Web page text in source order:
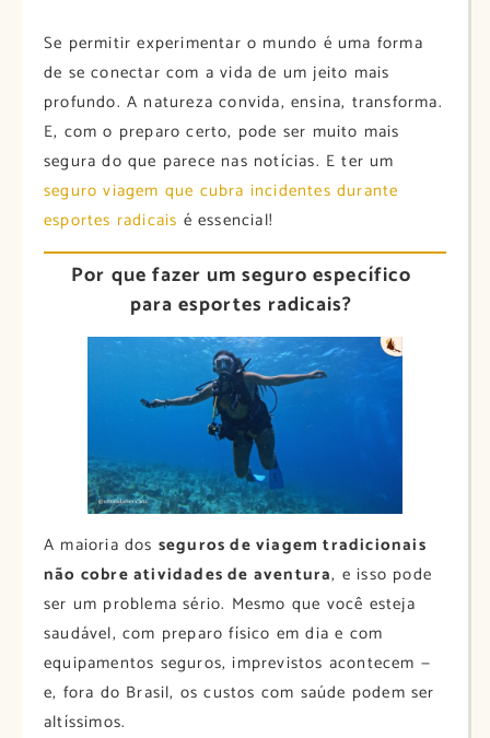
Se permitir experimentar o mundo é uma forma
de se conectar com a vida de um jeito mais
profundo. A natureza convida, ensina, transforma.
E, com o preparo certo, pode ser muito mais
segura do que parece nas notícias. E ter um
seguro viagem que cubra incidentes durante
esportes radicais é essencial!
Por que fazer um seguro específico
para esportes radicais?
A maioria dos seguros de viagem tradicionais
não cobre atividades de aventura, e isso pode
ser um problema sério. Mesmo que você esteja
saudável, com preparo físico em dia e com
equipamentos seguros, imprevistos acontecem —
e, fora do Brasil, os custos com saúde podem ser
altíssimos.